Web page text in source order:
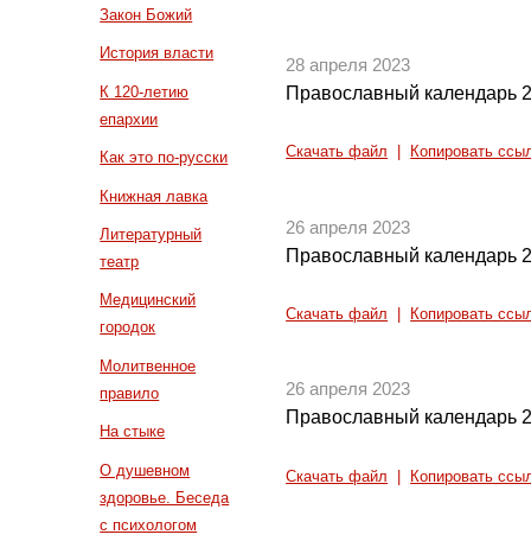
Закон Божий
История власти
К 120-летию
епархии
Как это по-русски
Книжная лавка
Литературный
театр
Медицинский
городок
Молитвенное
правило
На стыке
О душевном
здоровье. Беседа
с психологом
28 апреля 2023
Православный календарь
Скачать файл Копировать
26 апреля 2023
Православный календарь
Скачать файл Копировать
26 апреля 2023
Православный календарь
Скачать файл Копировать